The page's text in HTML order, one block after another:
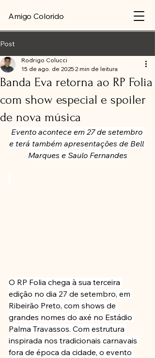
Amigo Colorido
Post
Banda Eva retorna ao RP Folia
com show especial e spoiler
de nova música
Rodrigo Colucci
15 de ago. de 2025 2 min de leitura
Evento acontece em 27 de setembro
e terá também apresentações de Bell
Marques e Saulo Fernandes
O RP Folia chega à sua terceira
edição no dia 27 de setembro, em
Ribeirão Preto, com shows de
grandes nomes do axé no Estádio
Palma Travassos. Com estrutura
inspirada nos tradicionais carnavais
fora de época da cidade, o evento